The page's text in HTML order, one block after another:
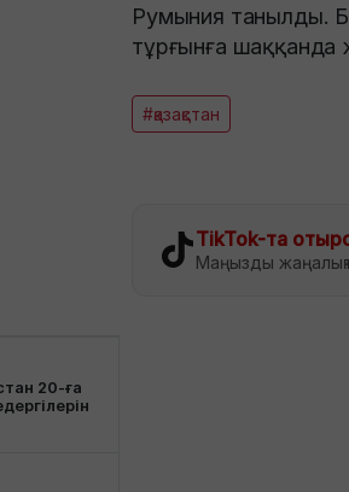
Румыния танылды.
тұрғынға шаққанда
#қазақстан
TikTok-та
Маңызды
20-ға